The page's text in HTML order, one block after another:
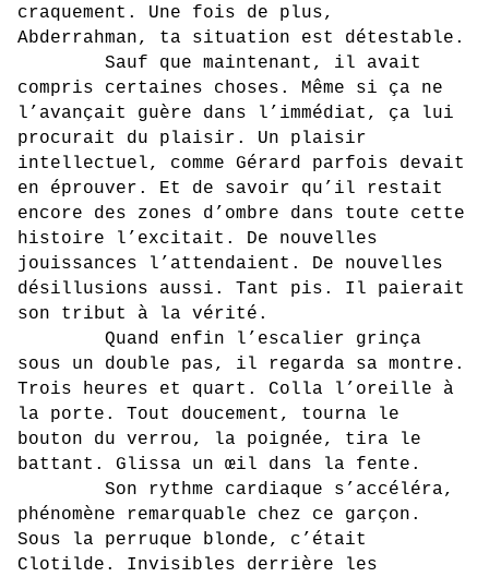
craquement. Une fois de plus,
Abderrahman, ta situation est détestable.
Sauf que maintenant, il avait
compris certaines choses. Même si ça ne
l’avançait guère dans l’immédiat, ça lui
procurait du plaisir. Un plaisir
intellectuel, comme Gérard parfois devait
en éprouver. Et de savoir qu’il restait
encore des zones d’ombre dans toute cette
histoire l’excitait. De nouvelles
jouissances l’attendaient. De nouvelles
désillusions aussi. Tant pis. Il paierait
son tribut à la vérité.
Quand enfin l’escalier grinça
sous un double pas, il regarda sa montre.
Trois heures et quart. Colla l’oreille à
la porte. Tout doucement, tourna le
bouton du verrou, la poignée, tira le
battant. Glissa un œil dans la fente.
Son rythme cardiaque s’accéléra,
phénomène remarquable chez ce garçon.
Sous la perruque blonde, c’était
Clotilde. Invisibles derrière les